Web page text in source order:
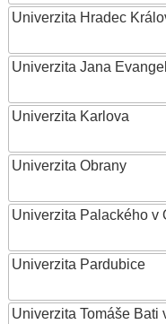
Univerzita Hradec
Univerzita Jana
Univerzita Karlova
Univerzita Obrany
Univerzita Palackého v
Univerzita Pardubice
Univerzita Tomáše Bati